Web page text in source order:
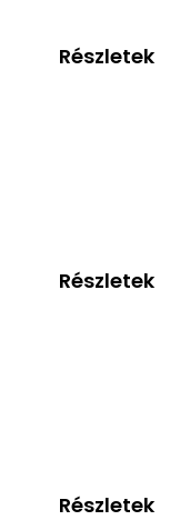
Részletek
Részletek
Részletek